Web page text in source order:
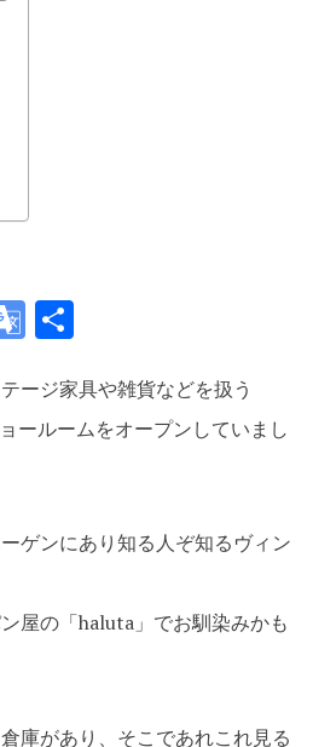
Google
共
ージ家具や雑貨などを扱う
ールームをオープンしていまし
ゲンにあり知る人ぞ知るヴィン
屋の「haluta」でお馴染みかも
庫があり、そこであれこれ見る